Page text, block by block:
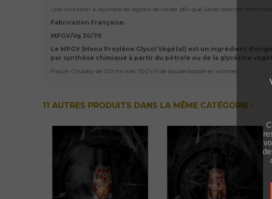
Une invitation à rejoindre les légions de l'enfer afin que Satan domine notre
Fabrication Française.
MPGV/Vg 30/70
Le MPGV (Mono Proylène Glycol Végétal) est un ingrédient
par synthèse chimique à partir du pétrole ou de la glycérine
Flacon Chubby de 120 ml avec 100 ml de liquide boosté en arômes.
11 AUTRES PRODUITS DANS LA MÊME CATÉGORIE :